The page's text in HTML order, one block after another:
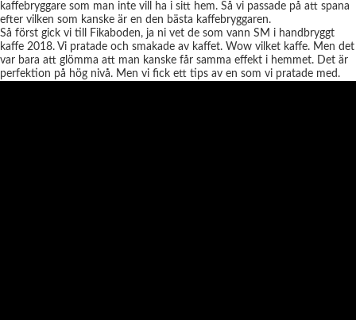
kaffebryggare som man inte vill ha i sitt hem. Så vi passade på att spana
efter vilken som kanske är en den bästa kaffebryggaren.
Så först gick vi till Fikaboden, ja ni vet de som vann SM i handbryggt
kaffe 2018. Vi pratade och smakade av kaffet. Wow vilket kaffe. Men det
var bara att glömma att man kanske får samma effekt i hemmet. Det är
perfektion på hög nivå. Men vi fick ett tips av en som vi pratade med.